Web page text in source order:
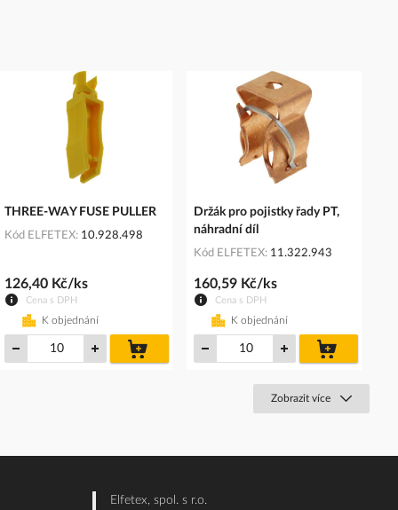
THREE-WAY FUSE PULLER
Kód ELFETEX 10.928.498
Cena s DPH
126,40 Kč/ks
K objednání
košíku
Držák pro pojistky řady PT,
náhradní díl
Kód ELFETEX 11.322.943
Cena s DPH
160,59 Kč/ks
K objednání
košíku
Zobrazit více
Elfetex, spol. s r.o.